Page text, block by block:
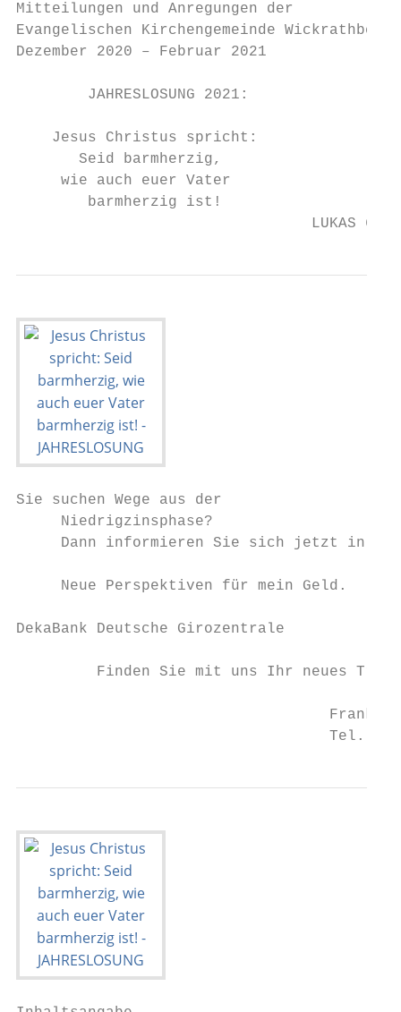
Mitteilungen und Anregungen der
Evangelischen Kirchengemeinde Wickrathberg
Dezember 2020 – Februar 2021
        JAHRESLOSUNG 2021:
    Jesus Christus spricht:
       Seid barmherzig,
     wie auch euer Vater
        barmherzig ist!
                                 LUKAS 6,36
Sie suchen Wege aus der
     Niedrigzinsphase?
Dann informieren Sie sich jetzt in
     Neue Perspektiven für mein Geld.
DekaBank Deutsche Girozentrale
Finden Sie mit uns Ihr neues
Frank
Tel.